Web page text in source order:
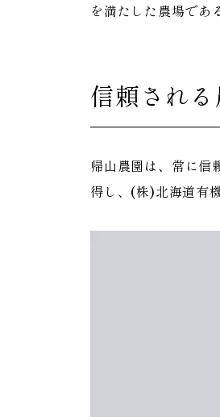
を満たした農場であ
信頼され
帰山農園は、常に信
得し、(株)北海道有